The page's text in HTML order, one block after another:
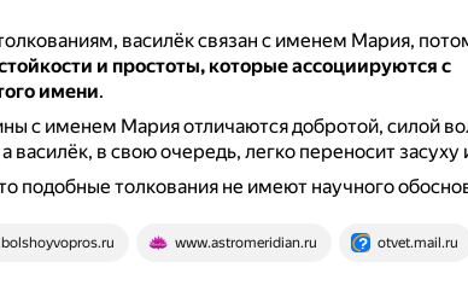
василёк связан с именем Мария,
и простоты, которые ассоциируются с
имени.
с именем Мария отличаются добротой, силой
василёк, в свою очередь, легко переносит засуху
подобные толкования не имеют научного
www.astromeridian.ru otvet.mail.ru